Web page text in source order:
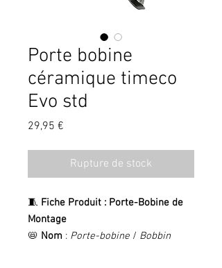
Porte bobine
céramique timeco
Evo std
29,95 €
Rupture de stock
🧵 Fiche Produit : Porte-Bobine de
Montage
📛 Nom : Porte-bobine / Bobbin